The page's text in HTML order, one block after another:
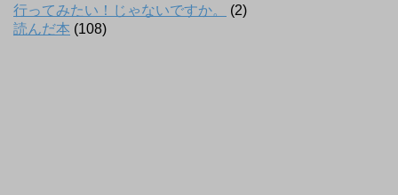
行ってみたい！じゃないですか。
(2)
読んだ本 (108)